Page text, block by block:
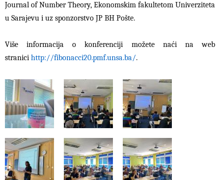
Journal of Number Theory, Ekonomskim fakultetom Univerziteta
u Sarajevu i uz sponzorstvo JP BH Pošte.
Više informacija o konferenciji možete naći na web
stranici http://fibonacci20.pmf.unsa.ba/.